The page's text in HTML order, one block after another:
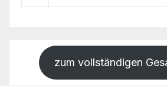
zum vollständigen